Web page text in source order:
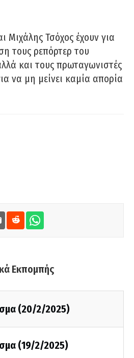
Μιχάλης Τσόχος έχουν για
τους ρεπόρτερ του
και τους πρωταγωνιστές
να μη μείνει καμία απορία
Εκπομπής
(20/2/2025)
(19/2/2025)